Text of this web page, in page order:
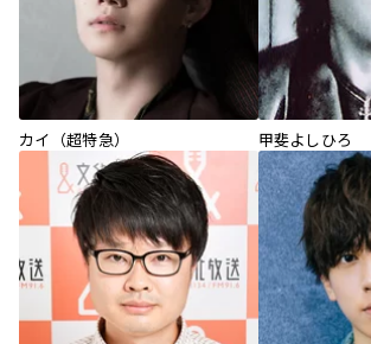
カイ（超特急） 甲斐よしひろ